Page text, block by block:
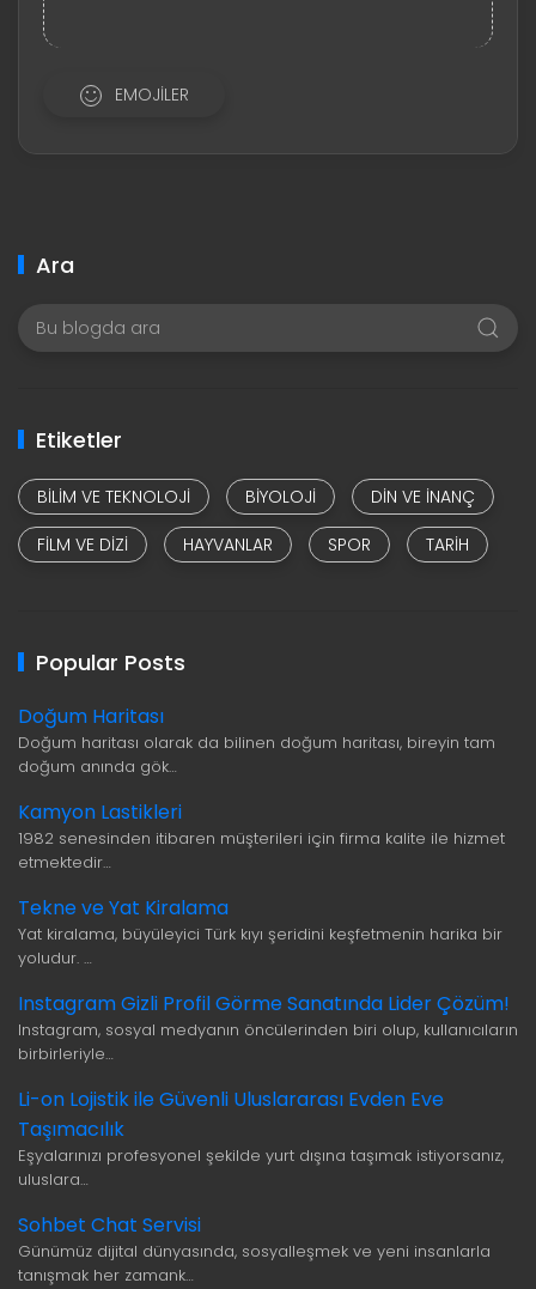
EMOJILER
Ara
Etiketler
BILIM VE TEKNOLOJI BIYOLOJI
DIN VE INANÇ
FILM VE DIZI
HAYVANLAR SPOR TARIH
Popular Posts
Doğum Haritası
Doğum haritası olarak da bilinen doğum haritası, bireyin tam
doğum anında gök…
Kamyon Lastikleri
1982 senesinden itibaren müşterileri için firma kalite ile hizmet
etmektedir…
Tekne ve Yat Kiralama
Yat kiralama, büyüleyici Türk kıyı şeridini keşfetmenin harika bir
yoludur. …
Instagram Gizli Profil Görme Sanatında Lider Çözüm!
Instagram, sosyal medyanın öncülerinden biri olup, kullanıcıların
birbirleriyle…
Li-on Lojistik ile Güvenli Uluslararası Evden Eve
Taşımacılık
Eşyalarınızı profesyonel şekilde yurt dışına taşımak istiyorsanız,
uluslara…
Sohbet Chat Servisi
Günümüz dijital dünyasında, sosyalleşmek ve yeni insanlarla
tanışmak her zamank…